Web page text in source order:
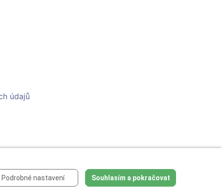
údajů
Podrobné nastavení Souhlasím a pokračovat